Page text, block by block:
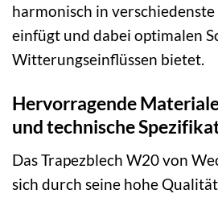
harmonisch in
einfügt und dabei optimalen
Witterungseinflüssen bietet.
Hervorragende
und technische
Das Trapezblech W20 von
sich durch seine hohe